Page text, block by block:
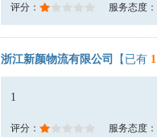
评分： 服务态度：
浙江新颜物流有限公司 【已有 1
1
评分： 服务态度：